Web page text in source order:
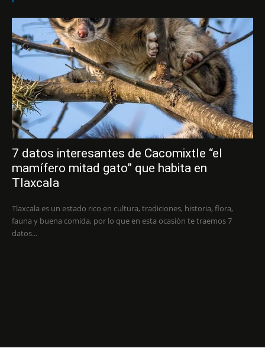
7 datos interesantes de Cacomixtle “el
mamífero mitad gato” que habita en
Tlaxcala
Tlaxcala es un estado rico en cultura, tradiciones, historia, flora,
fauna y buena comida, por lo que en esta ocasión te traemos 7
datos...